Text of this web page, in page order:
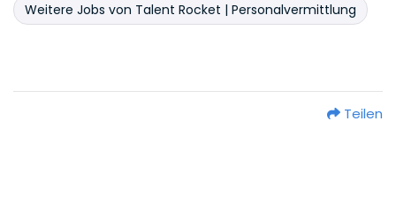
Weitere Jobs von Talent Rocket | Personalvermittlung
Teilen